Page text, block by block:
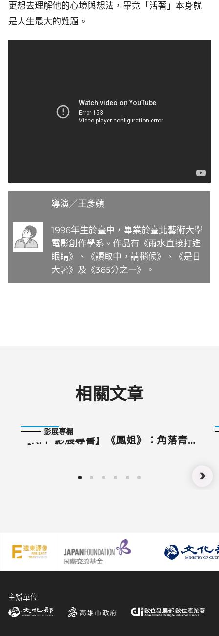
更想去理解他的心境與想法，畢竟「活著」本身就
是人生最大的難題。
導演／王彥蘋
1996年生於臺中，畢業於臺北藝術大學
電影創作學系。作品有《雨水直接打進
眼睛》、《讀取中，請稍候》、《是日
大暑》及《365分之一》。
相關文章
影展專欄
【KFF 影展專書】《鳳姐》：角落青
主辦單位